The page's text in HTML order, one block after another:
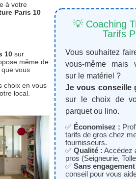
à votre
Paris 10
10 sur
même de
vous
choix en vous
local.
💡 Coaching
Tarifs
Vous souhaitez
vous-même mais
sur le matériel ?
Je vous conseille
sur le choix de
parquet ou lino.
✅ Économisez :
tarifs de gros chez
fournisseurs.
✅ Qualité : Accédez
pros (Seigneurie,
✅ Sans
conseil pour vous